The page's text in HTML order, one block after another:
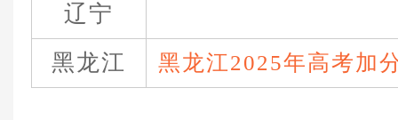
辽宁
黑龙江
黑龙江2025年高考加